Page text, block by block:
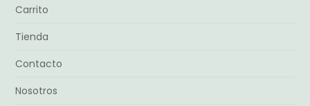
Carrito
Tienda
Contacto
Nosotros